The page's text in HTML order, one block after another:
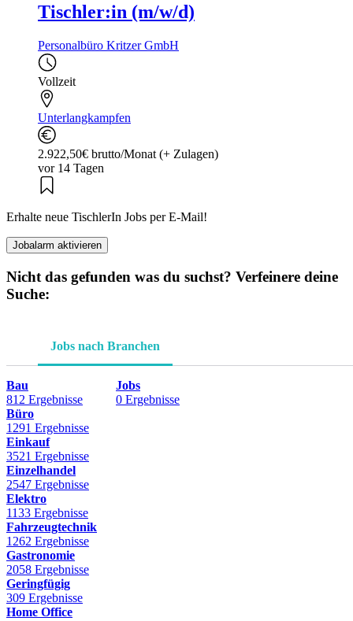
Tischler:in (m/w/d)
Personalbüro Kritzer GmbH
Vollzeit
Unterlangkampfen
2.922,50€ brutto/Monat (+ Zulagen)
vor 14 Tagen
Erhalte neue TischlerIn Jobs per E-Mail!
Jobalarm aktivieren
Nicht das gefunden was du suchst? Verfeinere deine
Suche:
Jobs nach Branchen
Bau
812 Ergebnisse
Büro
1291 Ergebnisse
Einkauf
3521 Ergebnisse
Einzelhandel
2547 Ergebnisse
Elektro
1133 Ergebnisse
Fahrzeugtechnik
1262 Ergebnisse
Gastronomie
2058 Ergebnisse
Geringfügig
309 Ergebnisse
Home Office
Jobs
0 Ergebnisse